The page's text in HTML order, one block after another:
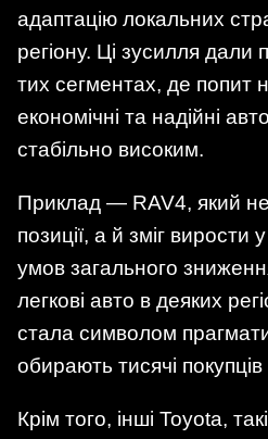
адаптацію локальних
регіону. Ці зусилля
тих сегментах, де попит
економічні та надійні
стабільно високим.
Приклад — RAV4, який не
позиції, а й зміг вирости
умов загального
легкові авто в деяких
стала символом
обирають тисячі
Крім того, інші Toyota,